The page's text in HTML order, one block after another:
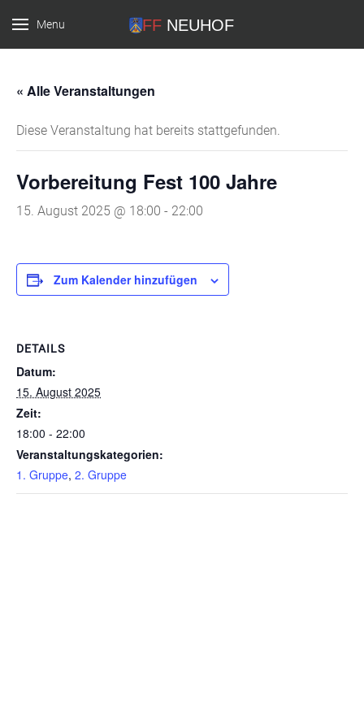
Menu
« Alle Veranstaltungen
Diese Veranstaltung hat bereits stattgefunden.
Vorbereitung Fest 100 Jahre
15. August 2025 @ 18:00 - 22:00
Zum Kalender hinzufügen
DETAILS
Datum:
15. August 2025
Zeit:
18:00 - 22:00
Veranstaltungskategorien:
1. Gruppe, 2. Gruppe